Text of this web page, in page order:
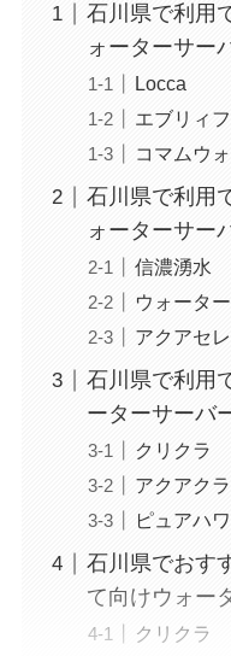
石川県で利用
ォーターサー
Locca
エブリィ
コマムウ
石川県で利用
ォーターサー
信濃湧水
ウォータ
アクアセ
石川県で利用
ーターサーバ
クリクラ
アクアク
ピュアハ
石川県でおす
て向けウォー
クリクラ